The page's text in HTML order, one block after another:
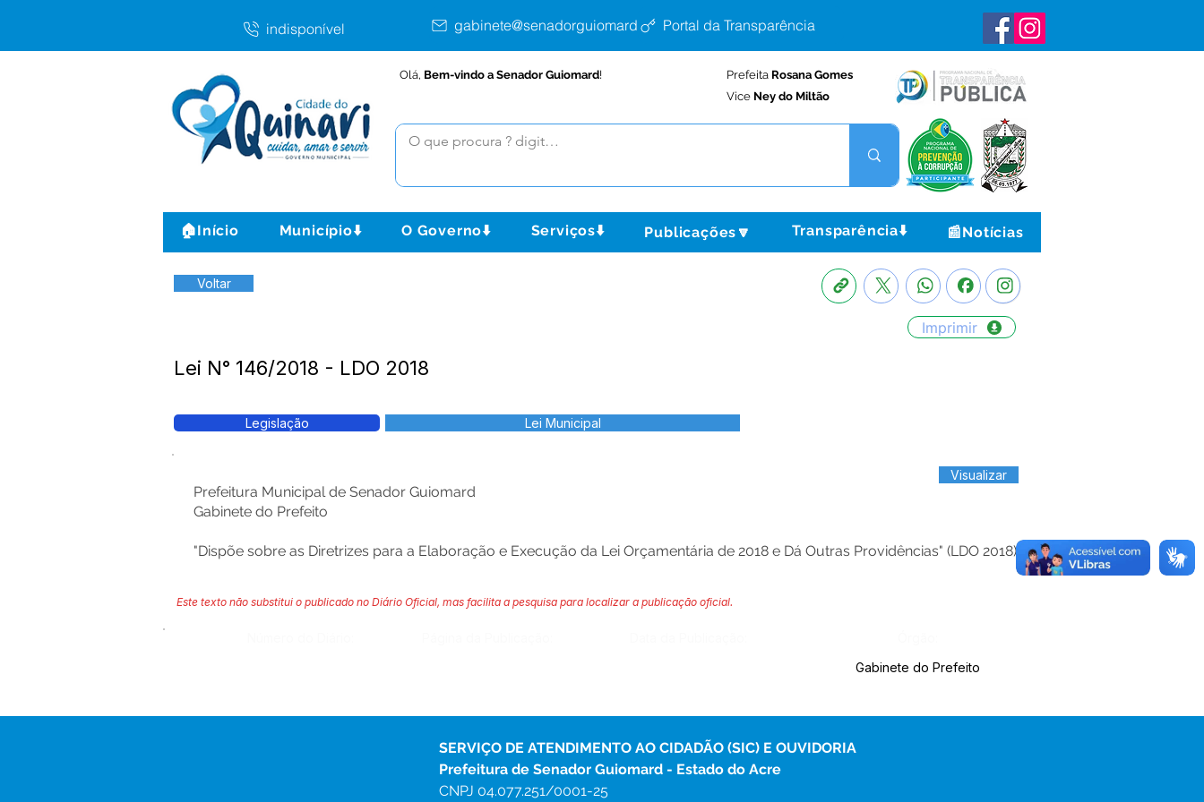
indisponível gabinete@senadorguiomard.ac.gov.brPortal da Transparência
Olá, Bem-vindo a Senador Guiomard! Prefeita Rosana Gomes
Vice Ney do Miltão
🏠Início Município⬇️ O Governo⬇️ Serviços⬇️ Publicações🔽 Transparência⬇️ 📰Notícias
Voltar
Imprimir
Lei N° 146/2018 - LDO 2018
Legislação Lei Municipal
Visualizar
Prefeitura Municipal de Senador Guiomard
Gabinete do Prefeito
"Dispõe sobre as Diretrizes para a Elaboração e Execução da Lei Orçamentária de 2018 e Dá Outras Providências" (LDO 2018)
Este texto não substitui o publicado no Diário Oficial, mas facilita a pesquisa para localizar a publicação oficial.
Gabinete do Prefeito
SERVIÇO DE ATENDIMENTO AO CIDADÃO (SIC) E OUVIDORIA
Prefeitura de Senador Guiomard - Estado do Acre
CNPJ 04.077.251/0001-25